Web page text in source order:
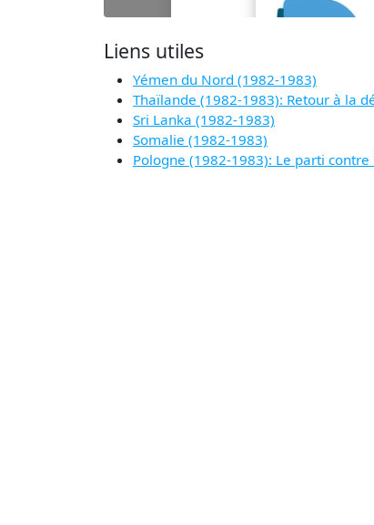
Liens utiles
Yémen du Nord (1982-1983)
Thaïlande (1982-1983): Retour à la
Sri Lanka (1982-1983)
Somalie (1982-1983)
Pologne (1982-1983): Le parti contre